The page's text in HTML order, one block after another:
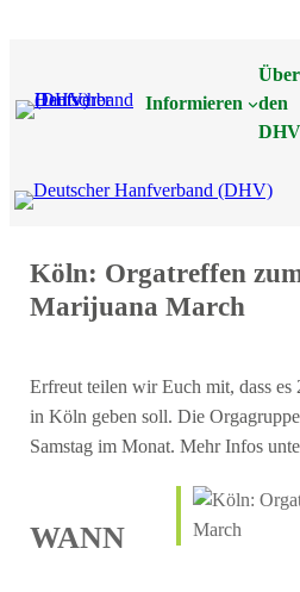
Informieren
Über
den
DHV
Köln: Orgatreffen
Marijuana March
Erfreut teilen wir Euch mit, dass
in Köln geben soll. Die
Samstag im Monat. Mehr Infos
WANN